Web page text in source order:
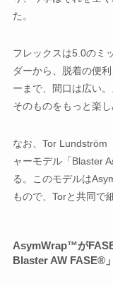
た。
フレックスは5.0のミ
ダーから、脱着の便
ーまで、間口は広い
そのものをもっと楽
なお、Tor Lundström
ャーモデル「Blaster
る。このモデルは
もので、Torと共同で
AsymWrap™が
Blaster AW FASE®」